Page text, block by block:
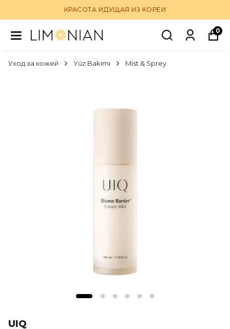
КРАСОТА ИДУЩАЯ ИЗ КОРЕИ
0
Уход за кожей Yüz Bakımı Mist & Sprey
UIQ